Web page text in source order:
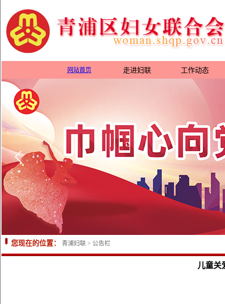
网站首页 走进妇联 工作动态
您现在的位置： 青浦妇联 > 公告栏
儿童关